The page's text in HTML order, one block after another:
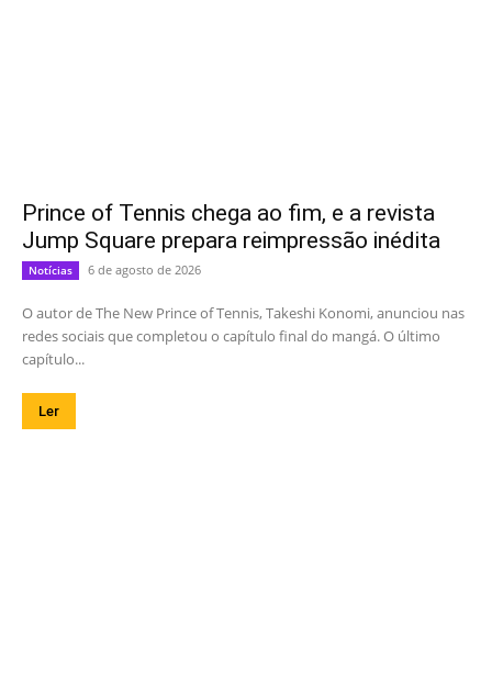
Prince of Tennis chega ao fim, e a revista
Jump Square prepara reimpressão inédita
Notícias 6 de agosto de 2026
O autor de The New Prince of Tennis, Takeshi Konomi, anunciou nas
redes sociais que completou o capítulo final do mangá. O último
capítulo...
Ler